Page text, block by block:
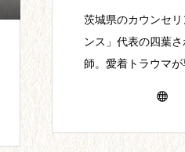
【22
茨城県のカウンセ
ンス」代表の四葉
師。愛着トラウマが